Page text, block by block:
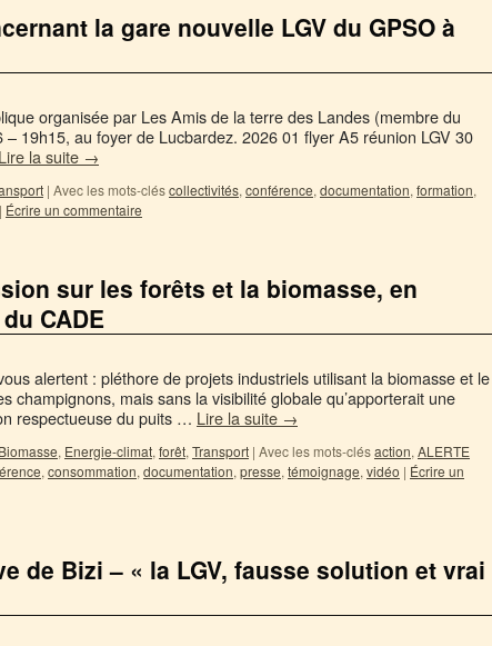
la gare nouvelle LGV du GPSO à
organisée par Les Amis de la terre des Landes (membre du
19h15, au foyer de Lucbardez. 2026 01 flyer A5 réunion LGV 30
Lire la suite →
| Avec les mots-cléscollectivités, conférence, documentation, formation,
| Écrire un commentaire
sur les forêts et la biomasse, en
CADE
alertent : pléthore de projets industriels utilisant la biomasse et le
champignons, mais sans la visibilité globale qu’apporterait une
respectueuse du puits … Lire la suite →
Biomasse, Energie-climat, forêt, Transport | Avec les mots-clésaction, ALERTE
, consommation, documentation, presse, témoignage, vidéo | Écrire un
de Bizi – « la LGV, fausse solution et vrai